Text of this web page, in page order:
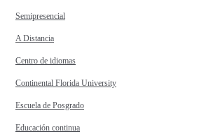
Semipresencial
A Distancia
Centro de idiomas
Continental Florida University
Escuela de Posgrado
Educación continua